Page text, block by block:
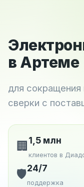
в Артеме
для сокращения
сверки с
🏢 1,5 млн
клиентов в
🛡️24/7
поддержка